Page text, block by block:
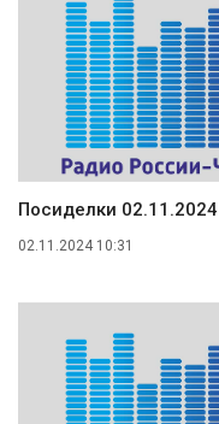
Посиделки 02.11.2024
02.11.2024 10:31